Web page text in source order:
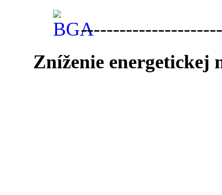
Zníženie energetickej